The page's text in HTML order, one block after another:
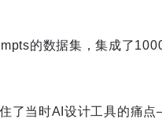
的数据集，集成了
了当时AI设计工具的痛